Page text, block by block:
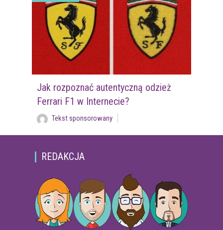
Jak rozpoznać autentyczną odzież
Ferrari F1 w Internecie?
Tekst sponsorowany
REDAKCJA